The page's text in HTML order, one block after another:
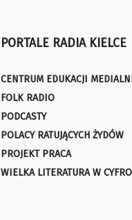
PORTALE RADIA KIELCE
CENTRUM EDUKACJI
FOLK RADIO
PODCASTY
POLACY RATUJĄCYCH ŻYDÓW
PROJEKT PRACA
WIELKA LITERATURA W